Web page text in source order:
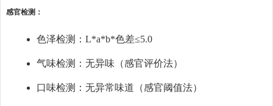
感官检测：
色泽检测：L*a*b*色差≤5.0
气味检测：无异味（感官评价法）
口味检测：无异常味道（感官阈值法）